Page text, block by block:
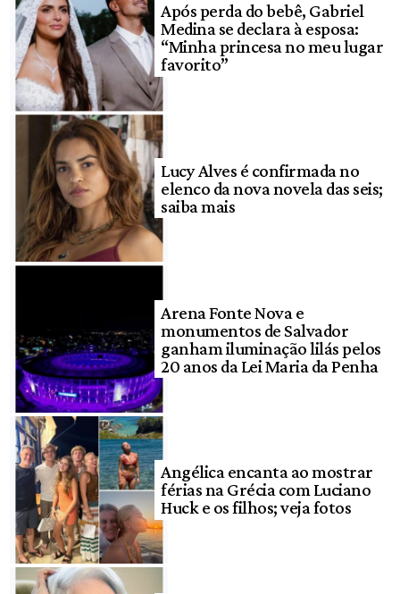
Após perda do bebê, Gabriel
Medina se declara à esposa:
“Minha princesa no meu lugar
favorito”
Lucy Alves é confirmada no
elenco da nova novela das seis;
saiba mais
Arena Fonte Nova e
monumentos de Salvador
ganham iluminação lilás pelos
20 anos da Lei Maria da Penha
Angélica encanta ao mostrar
férias na Grécia com Luciano
Huck e os filhos; veja fotos